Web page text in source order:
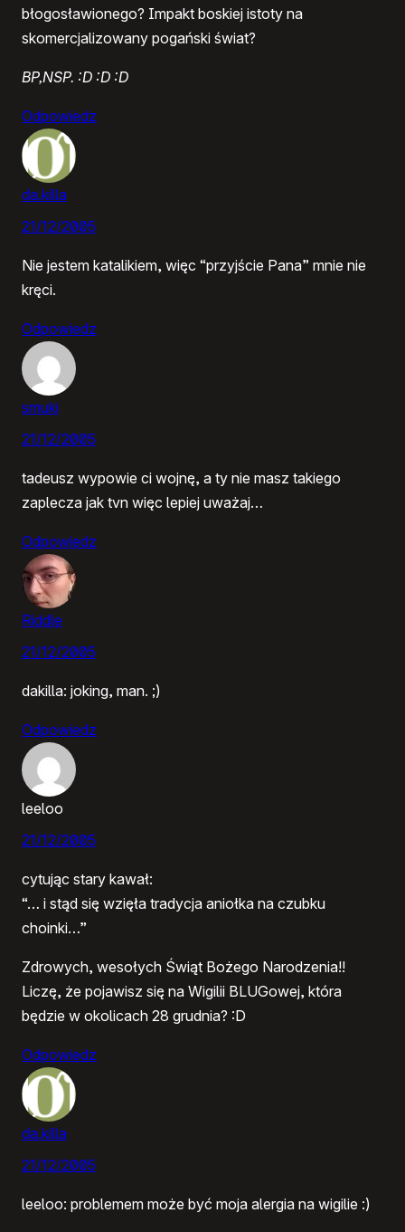
błogosławionego? Impakt boskiej istoty na
skomercjalizowany pogański świat?
BP,NSP. :D :D :D
Odpowiedz
da.killa
21/12/2005
Nie jestem katalikiem, więc “przyjście Pana” mnie nie
kręci.
Odpowiedz
smuki
21/12/2005
tadeusz wypowie ci wojnę, a ty nie masz takiego
zaplecza jak tvn więc lepiej uważaj…
Odpowiedz
Riddle
21/12/2005
dakilla: joking, man. ;)
Odpowiedz
leeloo
21/12/2005
cytując stary kawał:
“… i stąd się wzięła tradycja aniołka na czubku
choinki…”
Zdrowych, wesołych Świąt Bożego Narodzenia!!
Liczę, że pojawisz się na Wigilii BLUGowej, która
będzie w okolicach 28 grudnia? :D
Odpowiedz
da.killa
21/12/2005
leeloo: problemem może być moja alergia na wigilie :)